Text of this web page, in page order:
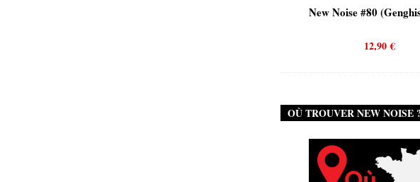
New Noise #80
12,90€
OÙ TROUVER NEW NOISE